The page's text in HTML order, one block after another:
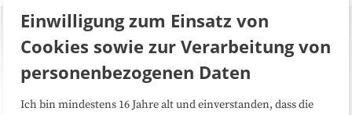
Über uns FAQ
Einwilligung zum Einsatz von
Cookies sowie zur Verarbeitung von
personenbezogenen Daten
Ich bin mindestens 16 Jahre alt und einverstanden, dass die